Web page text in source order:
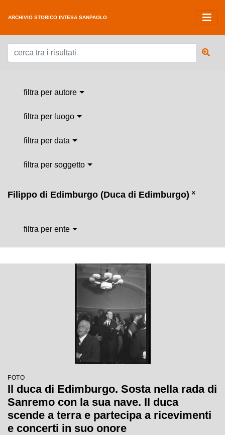
ARCHIVIO STORICO INTESA SANPAOLO
filtra per autore
filtra per luogo
filtra per data
filtra per soggetto
Filippo di Edimburgo (Duca di Edimburgo) ˟
filtra per ente
FOTO
Il duca di Edimburgo. Sosta nella rada di
Sanremo con la sua nave. Il duca
scende a terra e partecipa a ricevimenti
e concerti in suo onore